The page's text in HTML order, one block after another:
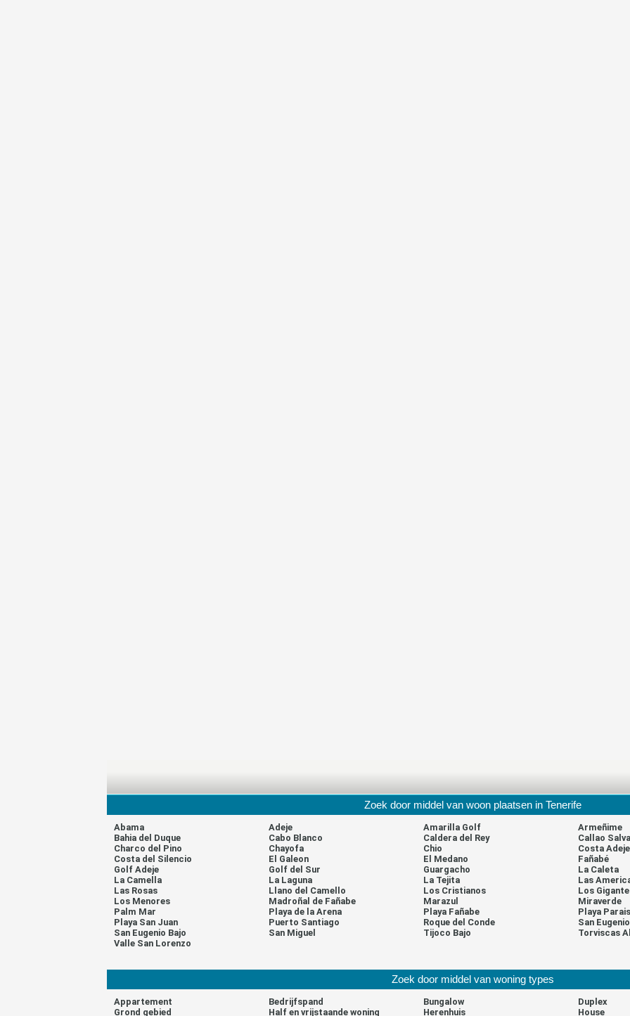
Zoek door middel van woon plaatsen in Tenerife
Abama Adeje Amarilla Golf
Armeñime
Bahia del Duque
Cabo Blanco Caldera del Rey
Callao
Charco del Pino
Chayofa Chio
Costa Adeje
Costa del Silencio
El Galeon El Medano
Fañabé
Golf Adeje
Golf del Sur Guargacho
La Caleta
La Camella
La Laguna La Tejita
Las
Las Rosas
Llano del Camello Los Cristianos
Los
Los Menores
Madroñal de Fañabe Marazul
Miraverde
Palm Mar
Playa de la Arena Playa Fañabe
Playa
Playa San Juan
Puerto Santiago Roque del Conde
San
San Eugenio Bajo
San Miguel Tijoco Bajo
Torviscas
Valle San Lorenzo
Zoek door middel van woning types
Appartement Bedrijfspand Bungalow
Duplex
Grond gebied
Half en vrijstaande woning Herenhuis House